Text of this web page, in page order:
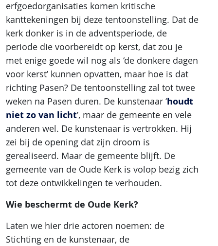
erfgoedorganisaties komen kritische
kanttekeningen bij deze tentoonstelling. Dat de
kerk donker is in de adventsperiode, de
periode die voorbereidt op kerst, dat zou je
met enige goede wil nog als ‘de donkere dagen
voor kerst’ kunnen opvatten, maar hoe is dat
richting Pasen? De tentoonstelling zal tot twee
weken na Pasen duren. De kunstenaar ‘houdt
niet zo van licht’, maar de gemeente en vele
anderen wel. De kunstenaar is vertrokken. Hij
zei bij de opening dat zijn droom is
gerealiseerd. Maar de gemeente blijft. De
gemeente van de Oude Kerk is volop bezig zich
tot deze ontwikkelingen te verhouden.
Wie beschermt de Oude Kerk?
Laten we hier drie actoren noemen: de
Stichting en de kunstenaar, de